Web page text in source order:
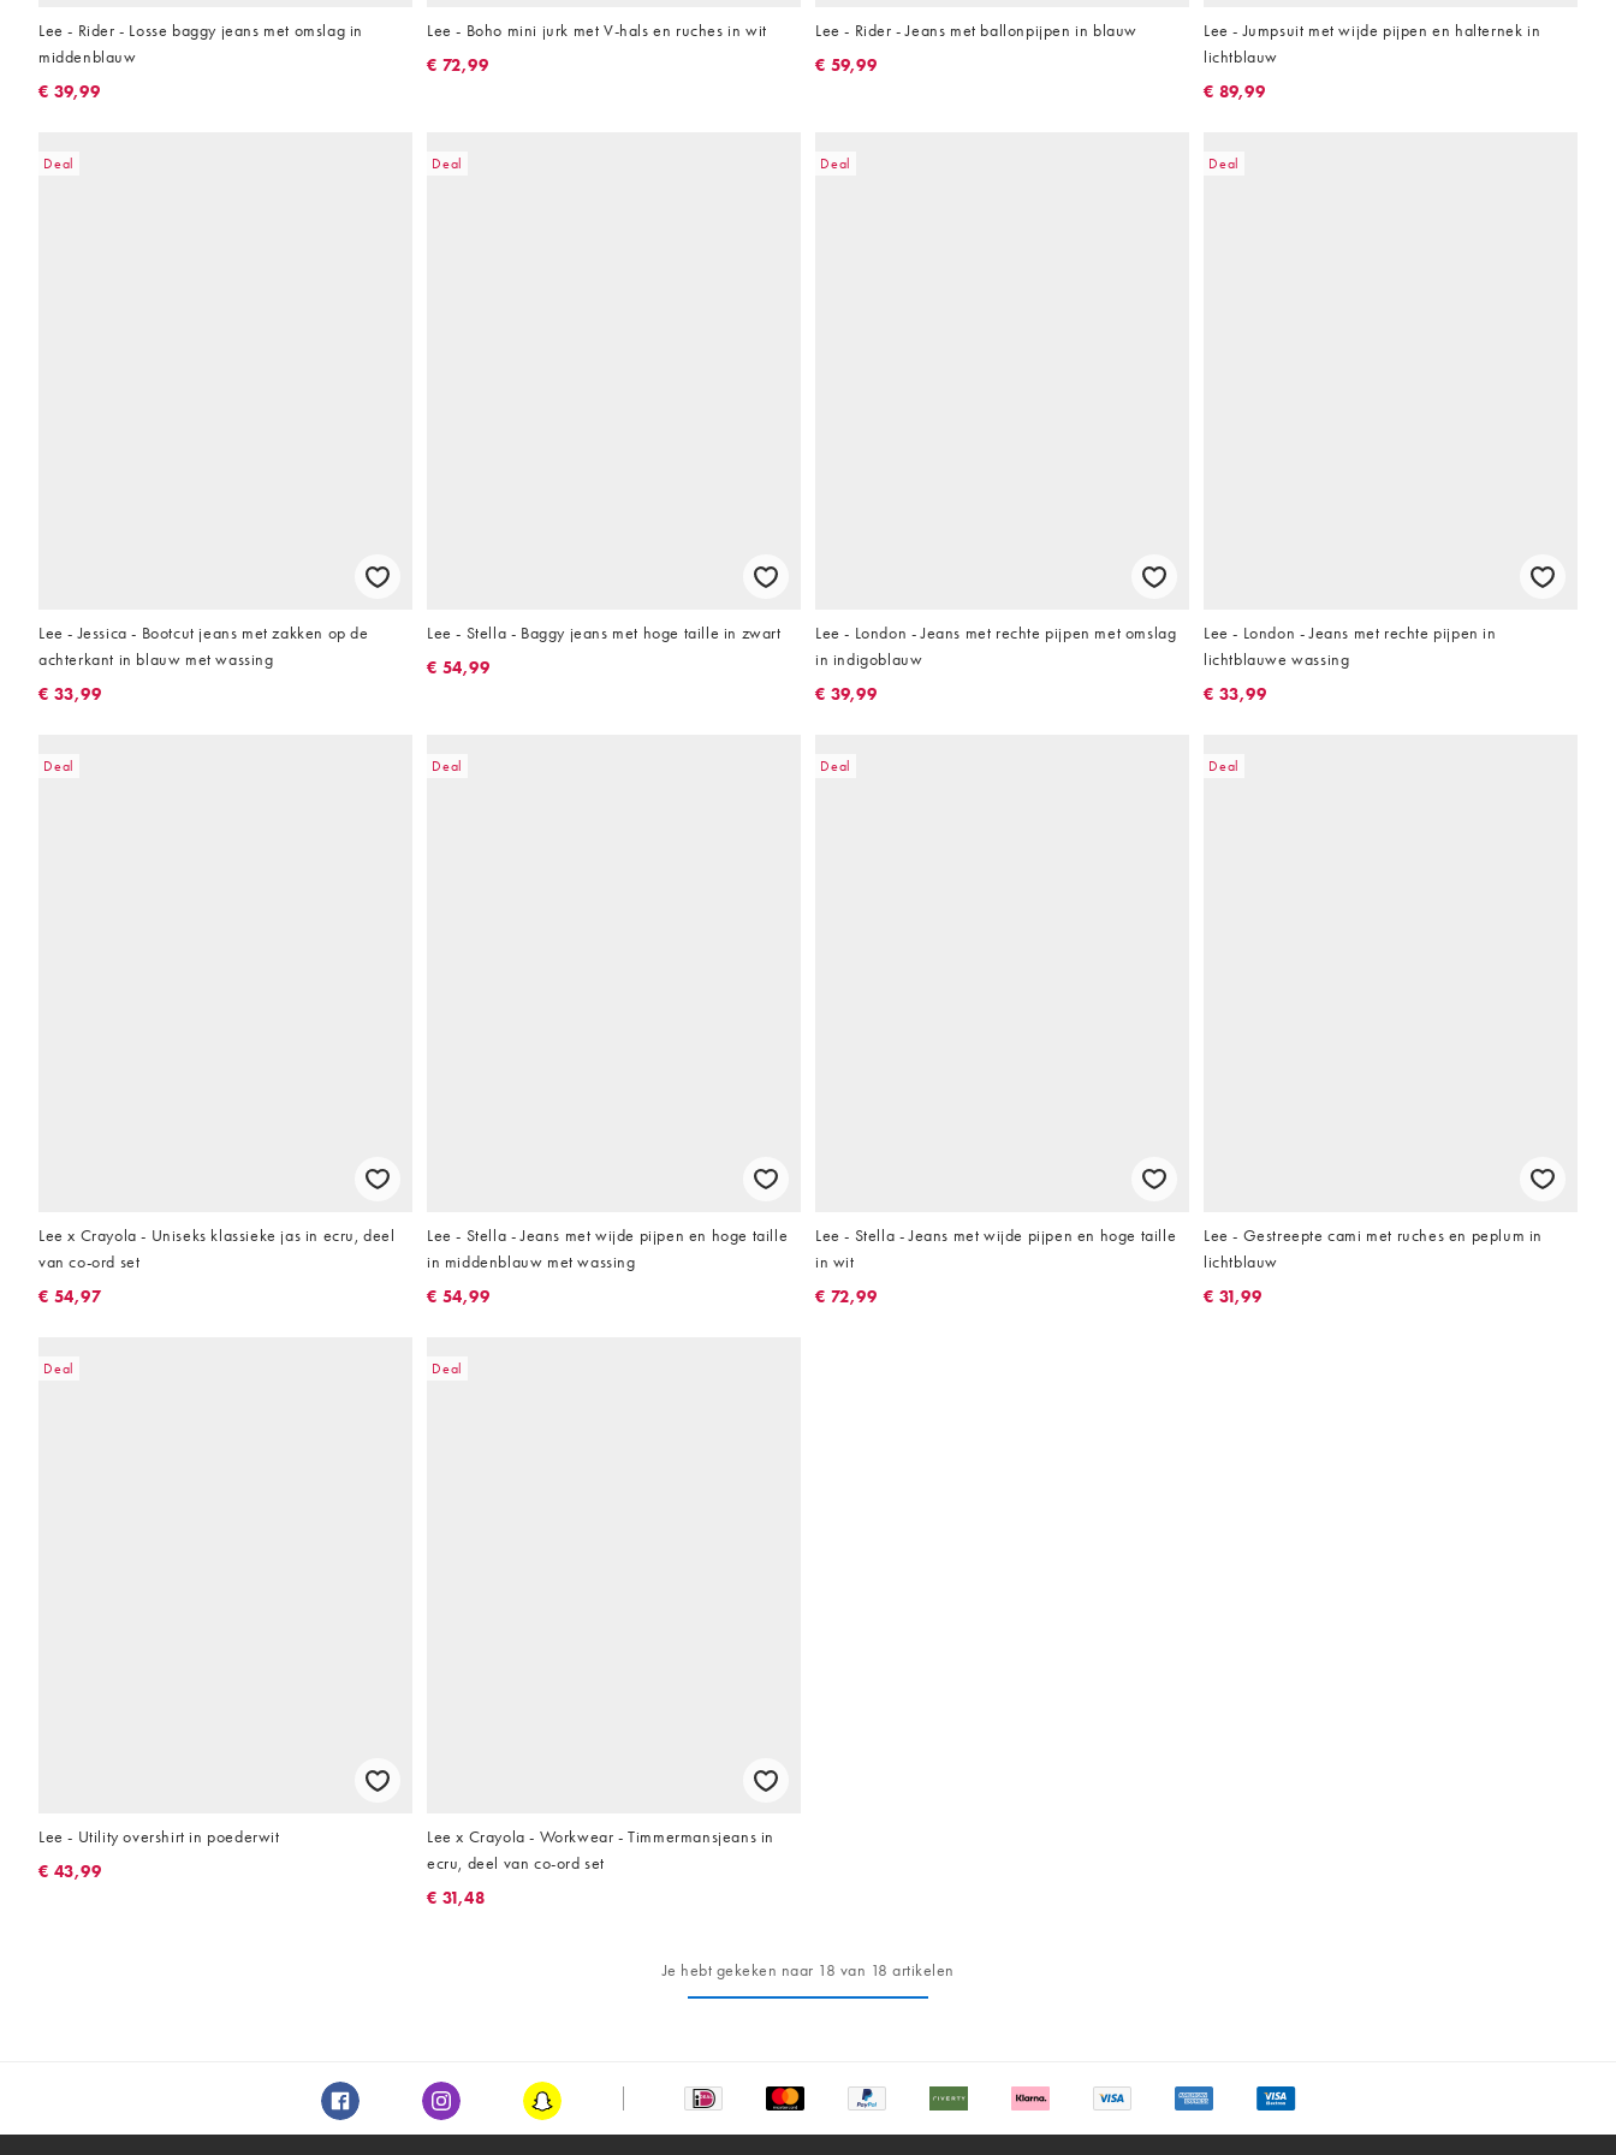
Lee - Rider - Losse baggy jeans met omslag in
middenblauw
€ 39,99
Lee - Boho mini jurk met V-hals en ruches in wit
€ 72,99
Lee - Rider - Jeans met ballonpijpen in blauw
€ 59,99
Lee - Jumpsuit met wijde pijpen en halternek in
lichtblauw
€ 89,99
Deal
Lee - Jessica - Bootcut jeans met zakken op de
achterkant in blauw met wassing
€ 33,99
Deal
Lee - Stella - Baggy jeans met hoge taille in zwart
€ 54,99
Deal
Lee - London - Jeans met rechte pijpen met omslag
in indigoblauw
€ 39,99
Deal
Lee - London - Jeans met rechte pijpen in
lichtblauwe wassing
€ 33,99
Deal
Lee x Crayola - Uniseks klassieke jas in ecru, deel
van co-ord set
€ 54,97
Deal
Lee - Stella - Jeans met wijde pijpen en hoge taille
in middenblauw met wassing
€ 54,99
Deal
Lee - Stella - Jeans met wijde pijpen en hoge taille
in wit
€ 72,99
Deal
Lee - Gestreepte cami met ruches en peplum in
lichtblauw
€ 31,99
Deal
Lee - Utility overshirt in poederwit
€ 43,99
Deal
Lee x Crayola - Workwear - Timmermansjeans in
ecru, deel van co-ord set
€ 31,48
Je hebt gekeken naar 18 van 18 artikelen
Facebook Instagram Snapchat